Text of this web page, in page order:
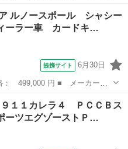
ン ■ グレード名： ベース
エアサス ■ 排気量：
ルノースポール シャシー
ーラー車 カードキ…
提携サイト 6月30日
■ グレード名： ルノース
ラー車 カードキー １８イン
９１１カレラ４ ＰＣＣＢス
ーツエグゾーストＰ…